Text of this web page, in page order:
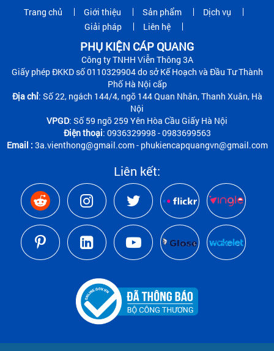
Trang chủ Giới thiệu Sản phẩm
Dịch vụ
Giải pháp
Liên hệ
PHỤ KIỆN CÁP QUANG
Công ty TNHH Viễn Thông 3A
Giấy phép ĐKKD số 0110329904 do sở Kế Hoạch và Đầu Tư Thành
Phố Hà Nội cấp
Địa chỉ: Số 22, ngách 144/4, ngõ 144 Quan Nhân, Thanh Xuân, Hà
Nội
VPGD: Số 59 ngõ 259 Yên Hòa Cầu Giấy Hà Nội
Điện thoại: 0936329998 - 0983699563
Email : 3a.vienthong@gmail.com - phukiencapquangvn@gmail.com
Liên kết: